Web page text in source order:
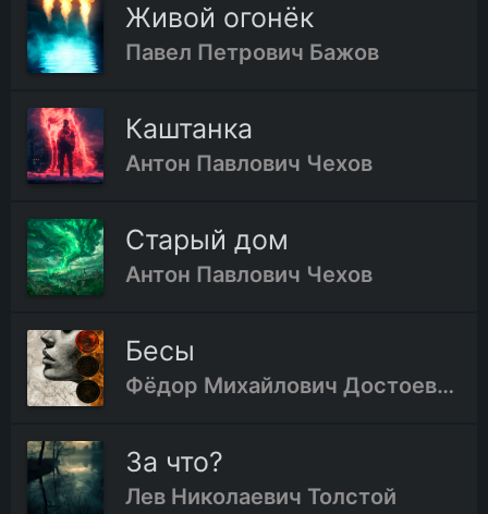
Живой огонёк
Павел Петрович Бажов
Каштанка
Антон Павлович Чехов
Старый дом
Антон Павлович Чехов
Бесы
Фёдор Михайлович Достоевский
За что?
Лев Николаевич Толстой